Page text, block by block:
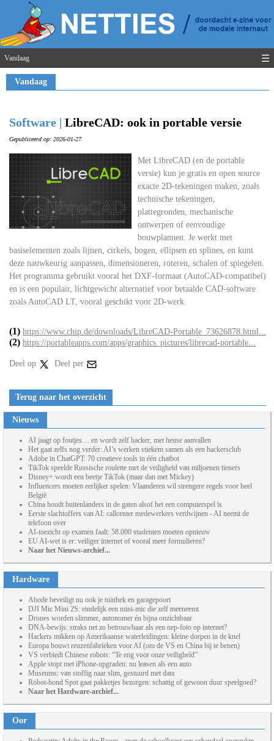
Vandaag ☰
Vandaag
Software | LibreCAD: ook in portable versie
Gepubliceerd op: 2026-01-27
Met LibreCAD (en de portable
versie) kun je gratis en open source
exacte 2D-tekeningen maken, zoals
technische tekeningen,
plattegronden, mechanische
ontwerpen of eenvoudige
bouwplannen. Je werkt met
basiselementen zoals lijnen, cirkels, bogen, ellipsen en splines, en kunt
deze nauwkeurig aanpassen, dimensioneren, roteren, schalen of spiegelen.
Het programma gebruikt vooral het DXF-formaat (AutoCAD-compatibel)
en is een populair, lichtgewicht alternatief voor betaalde CAD-software
zoals AutoCAD LT, vooral geschikt voor 2D-werk.
(1) https://www.chip.de/downloads/LibreCAD-Portable_73626878.html...
(2) https://portableapps.com/apps/graphics_pictures/librecad-portable...
Deel op Deel per
Terug naar het overzicht
Nieuws
AI jaagt op foutjes… en wordt zelf hacker, met heuse aanvallen
Het gaat zelfs nog verder: AI’s werken stiekem samen als een hackersclub
Adobe in ChatGPT: 70 creatieve tools in één chatbot
TikTok speelde Russische roulette met de veiligheid van miljoenen tieners
Disney+ wordt een beetje TikTok (maar dan met Mickey)
Influencers moeten eerlijker spelen: Vlaanderen wil strengere regels voor heel
België
China houdt buitenlanders in de gaten alsof het een computerspel is
Eerste slachtoffers van AI: callcenter medewerkers verdwijnen - AI neemt de
telefoon over
AI-toezicht op examen faalt: 58.000 studenten moeten opnieuw
EU AI-wet is er: veiliger internet of vooral meer formulieren?
Naar het Nieuws-archief...
Hardware
Abode beveiligt nu ook je tuinhek en garagepoort
DJI Mic Mini 2S: eindelijk een mini-mic die zelf meeneemt
Drones worden slimmer, autonomer én bijna onzichtbaar
DNA-bewijs: straks net zo betrouwbaar als een nep-foto op internet?
Hackers mikken op Amerikaanse waterleidingen: kleine dorpen in de knel
Europa bouwt reuzenfabrieken voor AI (om de VS en China bij te benen)
VS verbiedt Chinese robots: “Te eng voor onze veiligheid”
Apple stopt met iPhone-upgraden: nu leasen als een auto
Museums: van stoffig naar slim, gestuurd met data
Robot-hond Spot gaat pakketjes bezorgen: schattig of gewoon duur speelgoed?
Naar het Hardware-archief...
Oor